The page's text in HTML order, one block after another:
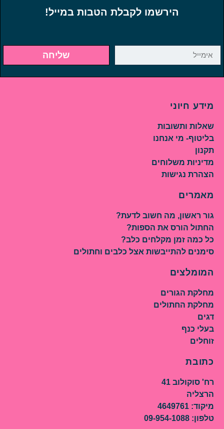
הירשמו לקבלת הטבות במייל!
שליחה
מידע חיוני
שאלות ותשובות
בליטוף- מי אנחנו
תקנון
מדיניות משלוחים
הצהרת נגישות
מאמרים
גור ראשון, מה חשוב לדעת?
החתול הורס את הספות?
כל כמה זמן מקלחים כלב?
סימנים להתייבשות אצל כלבים וחתולים
המומלצים
מחלקת הגורים
מחלקת החתולים
דגים
בעלי כנף
זוחלים
כתובת
רח' סוקולוב 41
הרצליה
מיקוד: 4649761
טלפון: 09-954-1088